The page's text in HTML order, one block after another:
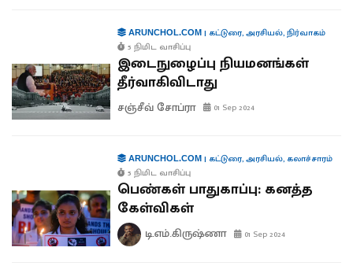
ARUNCHOL.COM| கட்டுரை,அரசியல்,நிர்வாகம்
5 நிமிட வாசிப்பு
இடைநுழைப்பு நியமனங்கள்
தீர்வாகிவிடாது
சஞ்சீவ் சோப்ரா 01 Sep 2024
ARUNCHOL.COM| கட்டுரை,அரசியல், கலாச்சாரம்
5 நிமிட வாசிப்பு
பெண்கள் பாதுகாப்பு: கனத்த
கேள்விகள்
டி.எம்.கிருஷ்ணா 01 Sep 2024